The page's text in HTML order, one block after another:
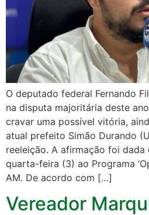
O deputado federal Fernando
na disputa majoritária deste
cravar uma possível vitória,
atual prefeito Simão Durando
reeleição. A afirmação foi dada
quarta-feira (3) ao Programa
AM. De acordo com […]
Vereador